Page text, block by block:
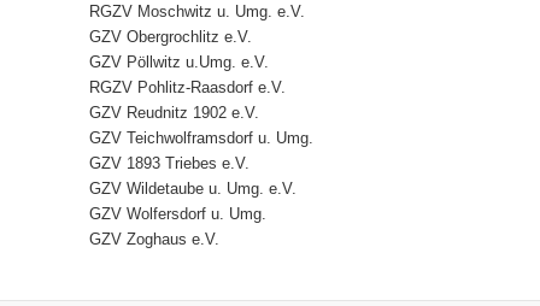
RGZV Moschwitz u. Umg. e.V.
GZV Obergrochlitz e.V.
GZV Pöllwitz u.Umg. e.V.
RGZV Pohlitz-Raasdorf e.V.
GZV Reudnitz 1902 e.V.
GZV Teichwolframsdorf u. Umg.
GZV 1893 Triebes e.V.
GZV Wildetaube u. Umg. e.V.
GZV Wolfersdorf u. Umg.
GZV Zoghaus e.V.